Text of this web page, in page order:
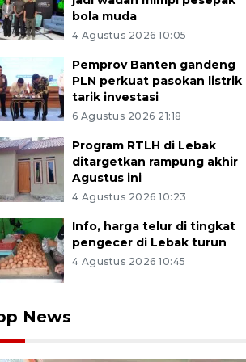
bola muda
4 Agustus 2026 10:05
Pemprov Banten gandeng
PLN perkuat pasokan listrik
tarik investasi
6 Agustus 2026 21:18
Program RTLH di Lebak
ditargetkan rampung akhir
Agustus ini
4 Agustus 2026 10:23
Info, harga telur di tingkat
pengecer di Lebak turun
4 Agustus 2026 10:45
News